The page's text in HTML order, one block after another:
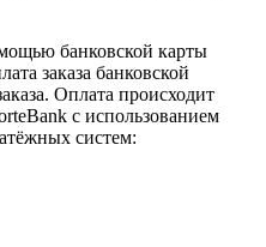
банковской карты
заказа банковской
Оплата происходит
с использованием
систем: